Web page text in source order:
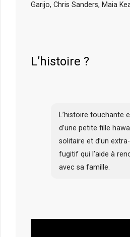
Garijo, Chris Sanders, Maia
L’histoire ?
L’histoire touchante
d’une petite fille
solitaire et d’un
fugitif qui l’aide à
avec sa famille.